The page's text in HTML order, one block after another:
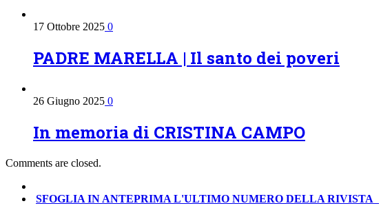
17 Ottobre 2025 0
PADRE MARELLA | Il santo dei poveri
26 Giugno 2025 0
In memoria di CRISTINA CAMPO
Comments are closed.
SFOGLIA IN ANTEPRIMA L'ULTIMO NUMERO DELLA RIVISTA